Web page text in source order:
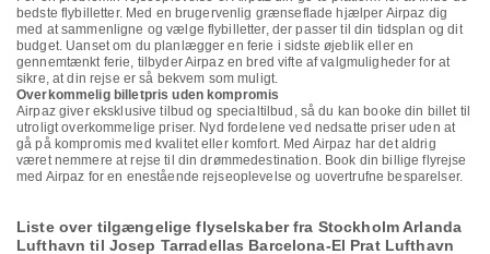
bedste flybilletter. Med en brugervenlig grænseflade hjælper Airpaz dig
med at sammenligne og vælge flybilletter, der passer til din tidsplan og dit
budget. Uanset om du planlægger en ferie i sidste øjeblik eller en
gennemtænkt ferie, tilbyder Airpaz en bred vifte af valgmuligheder for at
sikre, at din rejse er så bekvem som muligt.
Overkommelig billetpris uden kompromis
Airpaz giver eksklusive tilbud og specialtilbud, så du kan booke din billet til
utroligt overkommelige priser. Nyd fordelene ved nedsatte priser uden at
gå på kompromis med kvalitet eller komfort. Med Airpaz har det aldrig
været nemmere at rejse til din drømmedestination. Book din billige flyrejse
med Airpaz for en enestående rejseoplevelse og uovertrufne besparelser.
Liste over tilgængelige flyselskaber fra Stockholm Arlanda
Lufthavn til Josep Tarradellas Barcelona-El Prat Lufthavn